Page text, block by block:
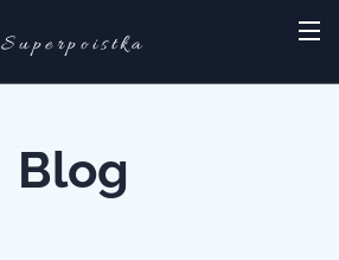
Superpoistka
Blog